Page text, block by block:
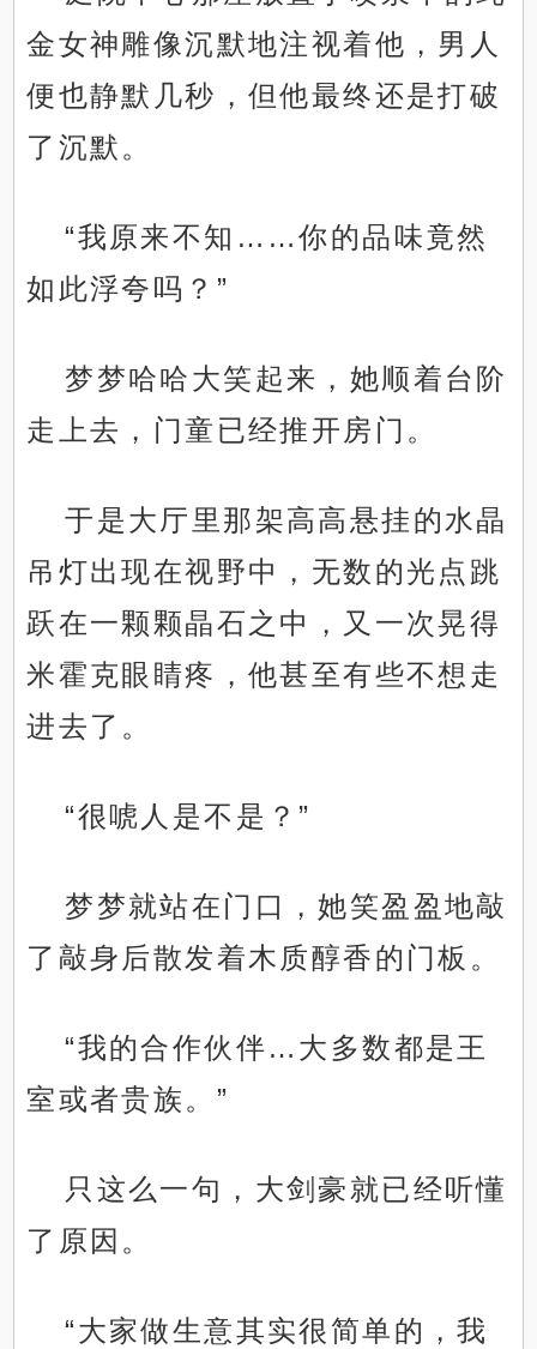
金女神雕像沉默地注视着他，男人
便也静默几秒，但他最终还是打破
了沉默。
“我原来不知……你的品味竟然
如此浮夸吗？”
梦梦哈哈大笑起来，她顺着台阶
走上去，门童已经推开房门。
于是大厅里那架高高悬挂的水晶
吊灯出现在视野中，无数的光点跳
跃在一颗颗晶石之中，又一次晃得
米霍克眼睛疼，他甚至有些不想走
进去了。
“很唬人是不是？”
梦梦就站在门口，她笑盈盈地敲
了敲身后散发着木质醇香的门板。
“我的合作伙伴…大多数都是王
室或者贵族。”
只这么一句，大剑豪就已经听懂
了原因。
“大家做生意其实很简单的，我